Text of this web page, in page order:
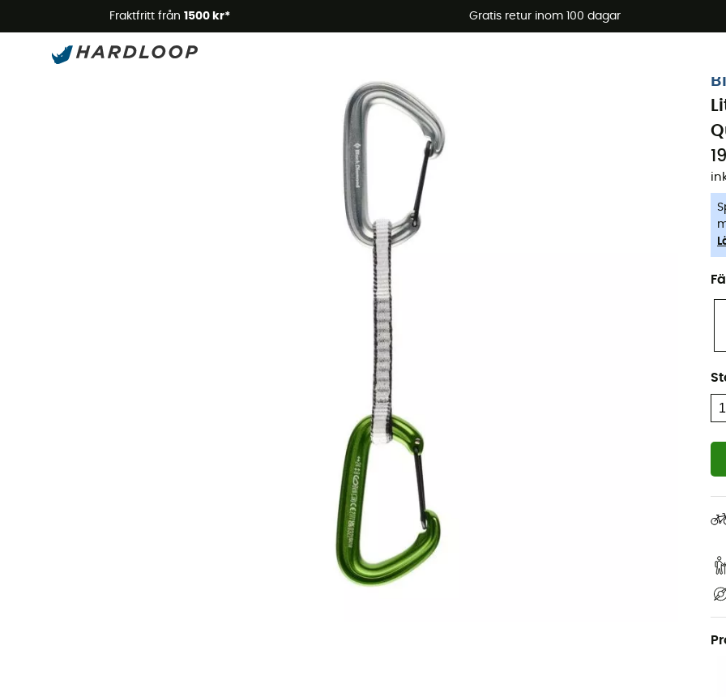
Fraktfritt från 1500 kr* Gratis retur inom 100 dagar
Sommarerbjudanden 🔥 -5 % EXTRA vid köp av 2 produkter* kod